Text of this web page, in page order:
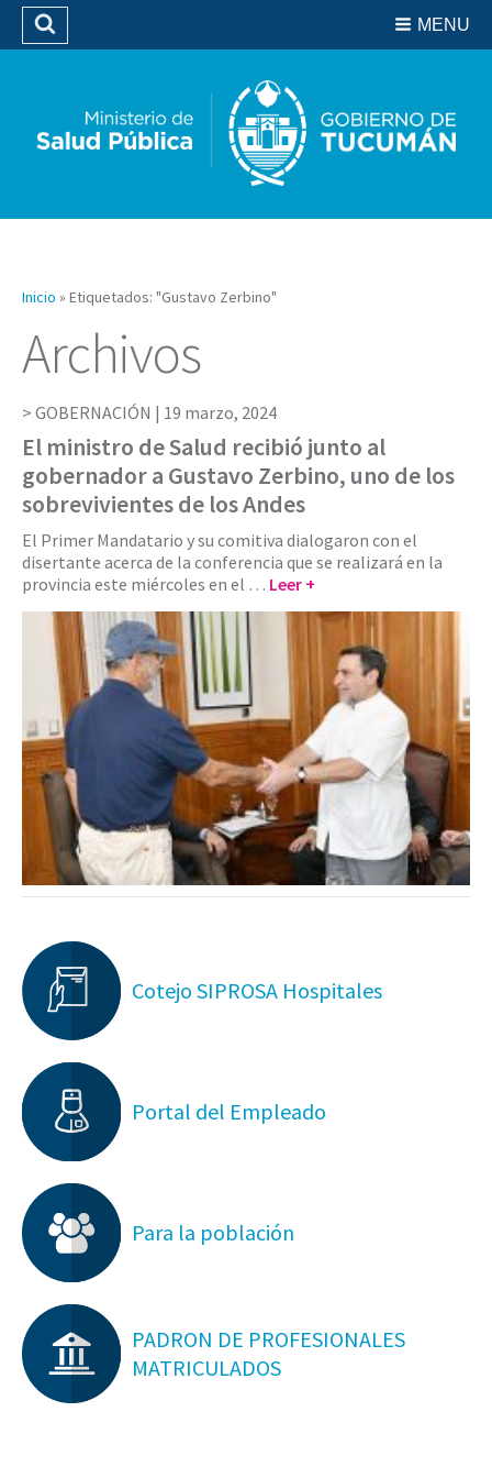
Biblioteca
MENU
Buscar
Inicio » Etiquetados: "Gustavo Zerbino"
Archivos
GOBERNACIÓN | 19 marzo, 2024
El ministro de Salud recibió junto al
gobernador a Gustavo Zerbino, uno de los
sobrevivientes de los Andes
El Primer Mandatario y su comitiva dialogaron con el
disertante acerca de la conferencia que se realizará en la
provincia este miércoles en el … Leer +
Cotejo SIPROSA Hospitales
Portal del Empleado
Para la población
PADRON DE PROFESIONALES
MATRICULADOS